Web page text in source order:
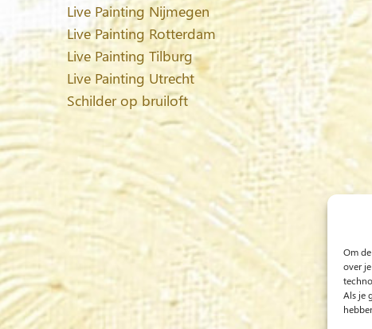
Om
over
Als je
Live Painting Nijmegen
Live Painting Rotterdam
Live Painting Tilburg
Live Painting Utrecht
Schilder op bruiloft